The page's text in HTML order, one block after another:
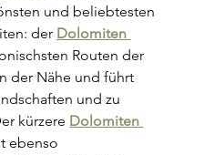
und beliebtesten
der Dolomiten
Routen der
der Nähe und führt
und zu
kürzere Dolomiten
ebenso